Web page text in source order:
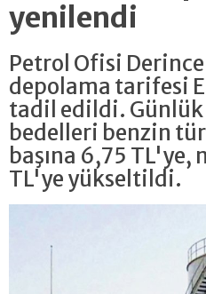
yenilendi
Petrol Ofisi
depolama tarifesi
tadil edildi.
bedelleri benzin
başına 6,75 TL'ye,
TL'ye yükseltildi.